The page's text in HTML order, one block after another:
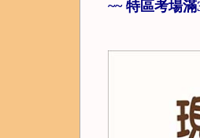
~~ 特區考場滿